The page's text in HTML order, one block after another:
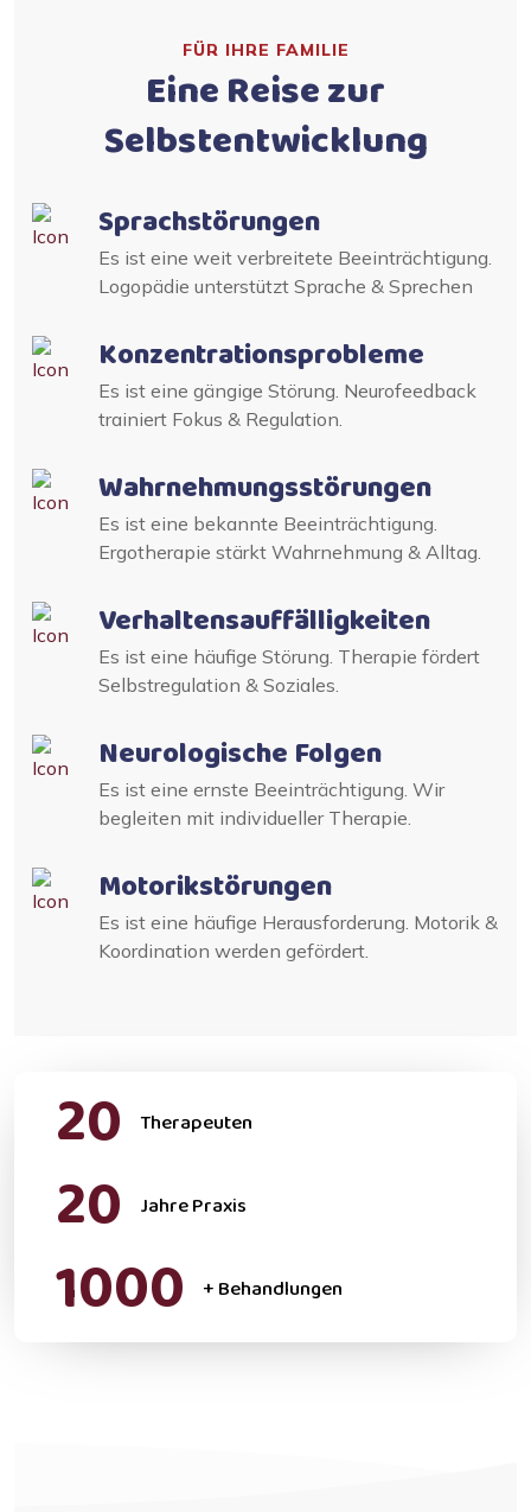
FÜR IHRE FAMILIE
Eine Reise zur
Selbstentwicklung
Sprachstörungen
Es ist eine weit verbreitete Beeinträchtigung.
Logopädie unterstützt Sprache & Sprechen
Konzentrationsprobleme
Es ist eine gängige Störung. Neurofeedback
trainiert Fokus & Regulation.
Wahrnehmungsstörungen
Es ist eine bekannte Beeinträchtigung.
Ergotherapie stärkt Wahrnehmung & Alltag.
Verhaltensauffälligkeiten
Es ist eine häufige Störung. Therapie fördert
Selbstregulation & Soziales.
Neurologische Folgen
Es ist eine ernste Beeinträchtigung. Wir
begleiten mit individueller Therapie.
Motorikstörungen
Es ist eine häufige Herausforderung. Motorik &
Koordination werden gefördert.
20 Therapeuten
20 Jahre Praxis
1000 + Behandlungen